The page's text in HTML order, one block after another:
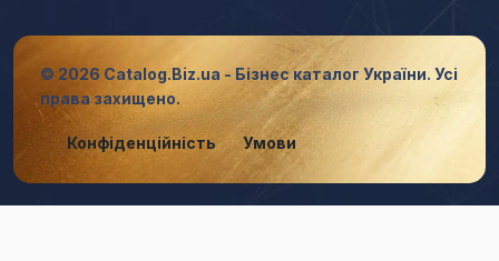
© 2026 Catalog.Biz.ua - Бізнес каталог України. Усі
права захищено.
Конфіденційність Умови